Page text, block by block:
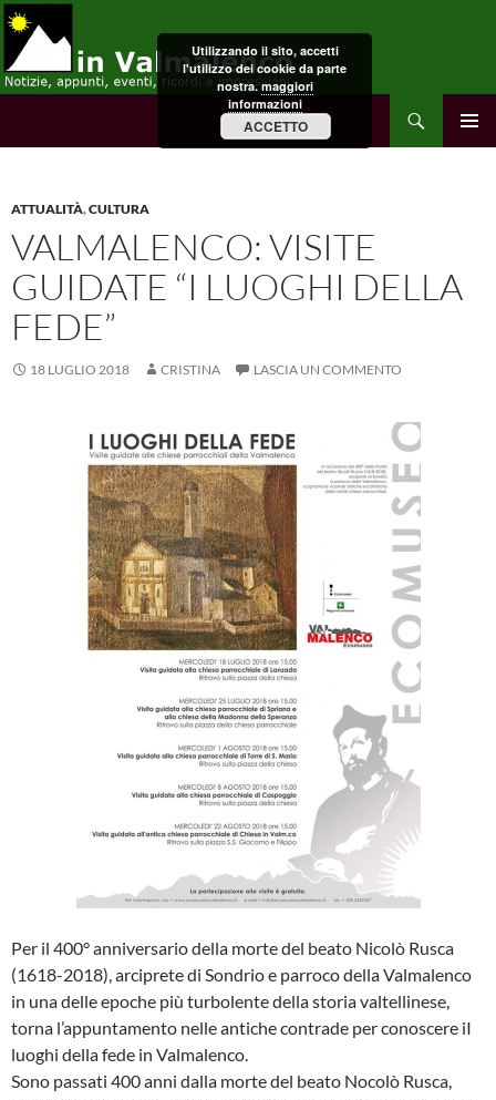
Vai
contenuto
ATTUALITÀ,CULTURA
VALMALENCO: VISITE
GUIDATE “I LUOGHI DELLA
FEDE”
18 LUGLIO 2018 CRISTINA LASCIA UN COMMENTO
Per il 400° anniversario della morte del beato Nicolò Rusca
(1618-2018), arciprete di Sondrio e parroco della Valmalenco
in una delle epoche più turbolente della storia valtellinese,
torna l’appuntamento nelle antiche contrade per conoscere iI
luoghi della fede in Valmalenco.
Sono passati 400 anni dalla morte del beato Nocolò Rusca,
Utilizzando il sito, accetti
l'utilizzo dei cookie da parte
nostra.maggiori
informazioni
ACCETTO